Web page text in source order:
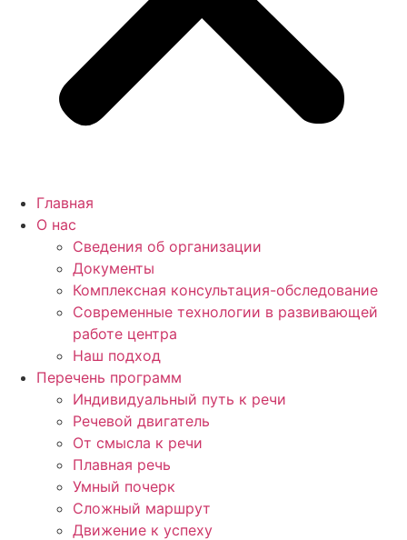
Главная
О нас
Сведения об организации
Документы
Комплексная консультация-обследование
Современные технологии в развивающей
работе центра
Наш подход
Перечень программ
Индивидуальный путь к речи
Речевой двигатель
От смысла к речи
Плавная речь
Умный почерк
Сложный маршрут
Движение к успеху